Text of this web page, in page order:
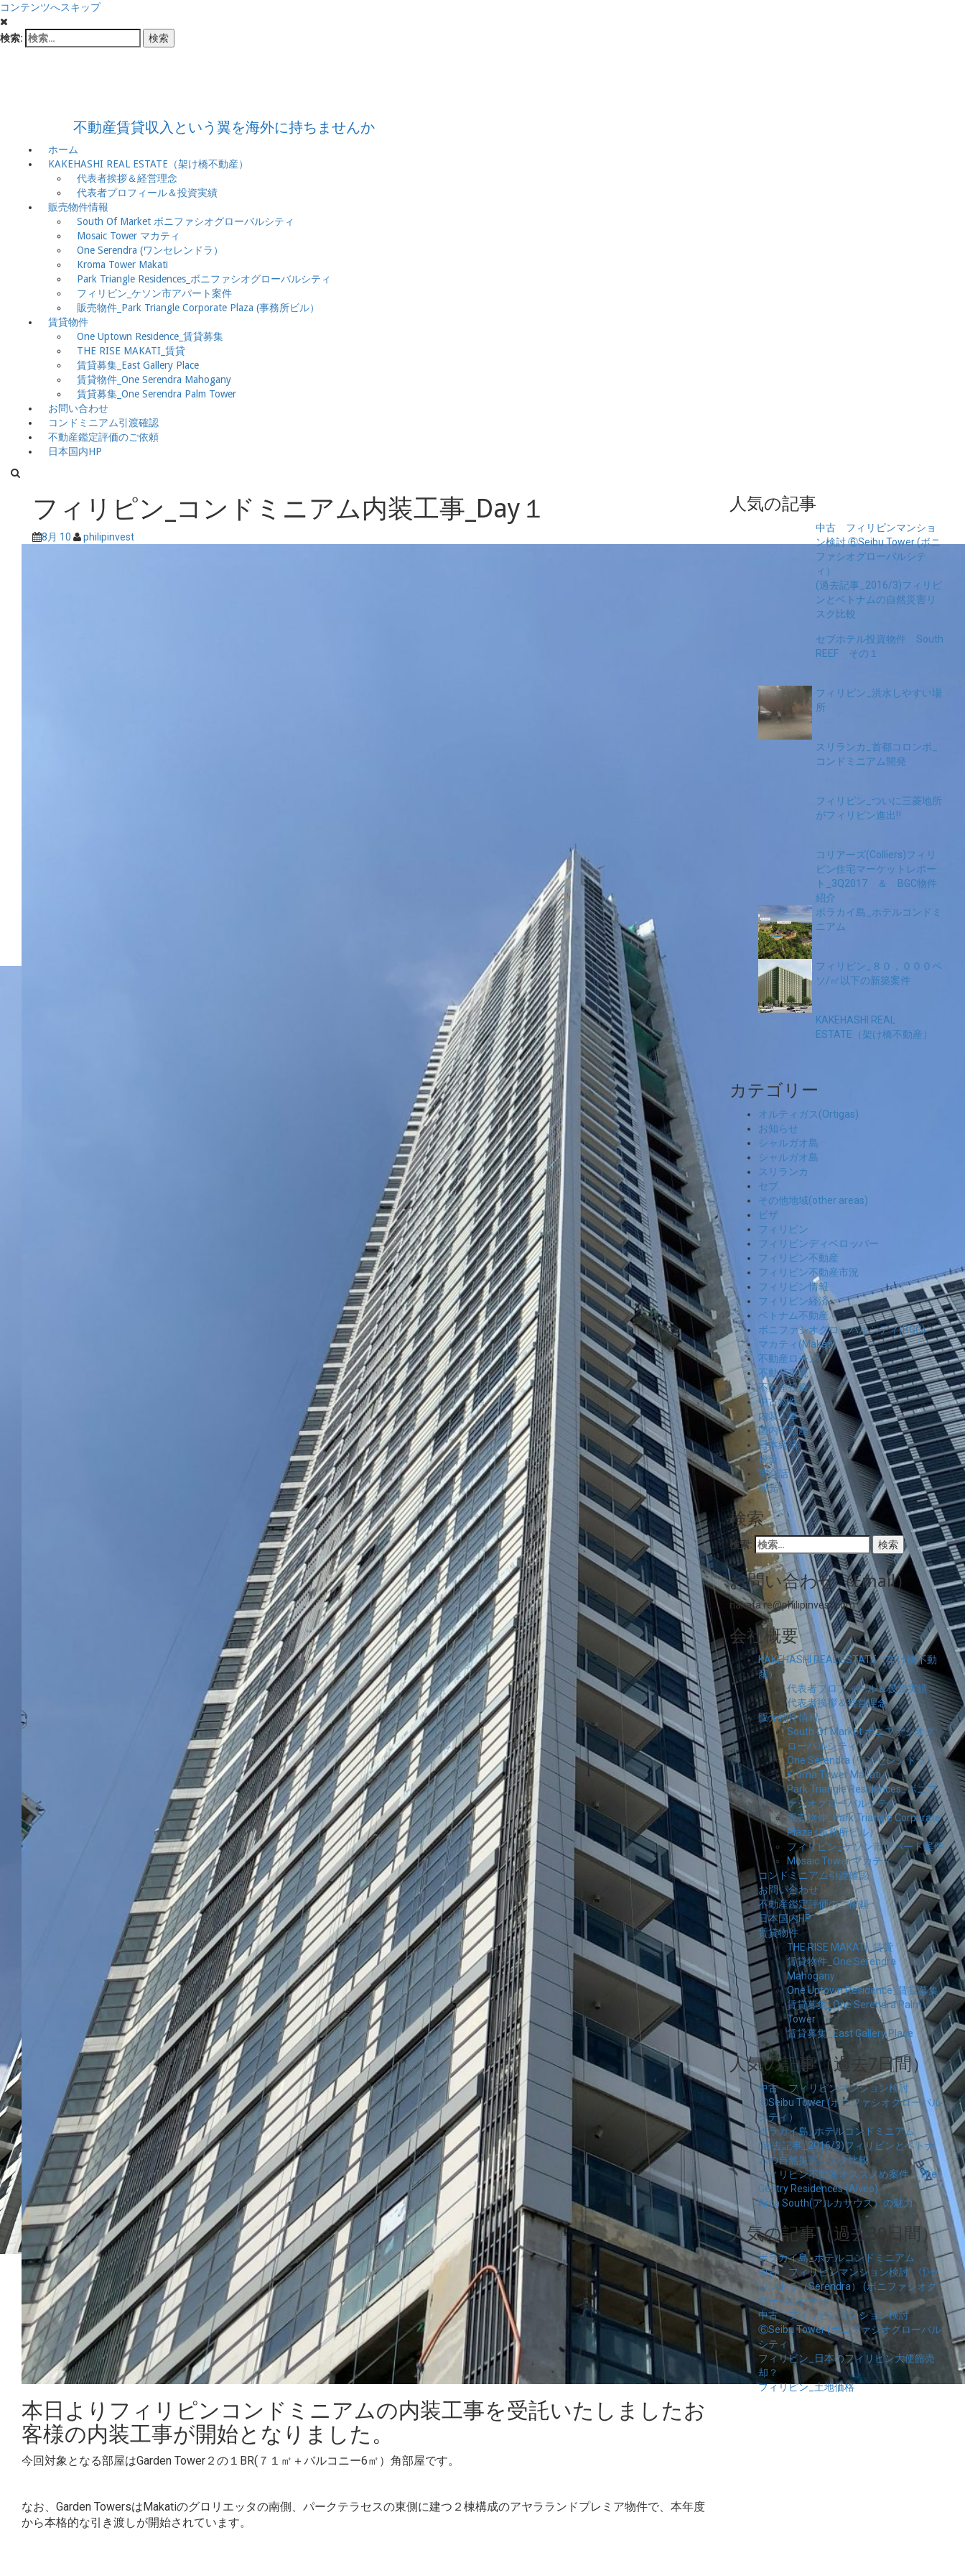
コンテンツへスキップ
検索:
不動産賃貸収入という翼を海外に持ちませんか
ホーム
KAKEHASHI REAL ESTATE（架け橋不動産）
代表者挨拶＆経営理念
代表者プロフィール＆投資実績
販売物件情報
South Of Market ボニファシオグローバルシティ
Mosaic Tower マカティ
One Serendra (ワンセレンドラ）
Kroma Tower Makati
Park Triangle Residences_ボニファシオグローバルシティ
フィリピン_ケソン市アパート案件
販売物件_Park Triangle Corporate Plaza (事務所ビル）
賃貸物件
One Uptown Residence_賃貸募集
THE RISE MAKATI_賃貸
賃貸募集_East Gallery Place
賃貸物件_One Serendra Mahogany
賃貸募集_One Serendra Palm Tower
お問い合わせ
コンドミニアム引渡確認
不動産鑑定評価のご依頼
日本国内HP
フィリピン_コンドミニアム内装工事_Day１
8月 10 philipinvest
本日よりフィリピンコンドミニアムの内装工事を受託いたしましたお
客様の内装工事が開始となりました。
今回対象となる部屋はGarden Tower２の１BR(７１㎡＋バルコニー6㎡）角部屋です。
なお、Garden TowersはMakatiのグロリエッタの南側、パークテラセスの東側に建つ２棟構成のアヤラランドプレミア物件で、本年度
から本格的な引き渡しが開始されています。
人気の記事
中古 フィリピンマンショ
ン検討 ⑥Seibu Tower (ボニ
ファシオグローバルシテ
ィ）
(過去記事_2016/3)フィリピ
ンとベトナムの自然災害リ
スク比較
セブホテル投資物件 South
REEF その１
フィリピン_洪水しやすい場
所
スリランカ_首都コロンボ_
コンドミニアム開発
フィリピン_ついに三菱地所
がフィリピン進出‼
コリアーズ(Colliers)フィリ
ピン住宅マーケットレポー
ト_3Q2017 ＆ BGC物件
紹介
ボラカイ島_ホテルコンドミ
ニアム
フィリピン_８０，０００ペ
ソ/㎡以下の新築案件
KAKEHASHI REAL
ESTATE（架け橋不動産）
カテゴリー
オルティガス(Ortigas)
お知らせ
シャルガオ島
シャルガオ島
スリランカ
セブ
その他地域(other areas)
ビザ
フィリピン
フィリピンディベロッパー
フィリピン不動産
フィリピン不動産市況
フィリピン情報
フィリピン経済
ベトナム不動産
ボニファシオグローバルシティ(BGC)
マカティ(Makati)
不動産ローン
不動産市況
不動産投資
中古物件
内装工事
国内不動産
日本経済
税金
英会話
観光
検索
検索:
お問い合わせ（Email）
nakata.re@philipinvest.com
会社概要
KAKEHASHI REAL ESTATE（架け橋不動
産）
代表者プロフィール＆投資実績
代表者挨拶＆経営理念
販売物件情報
South Of Market ボニファシオグ
ローバルシティ
One Serendra (ワンセレンドラ）
Kroma Tower Makati
Park Triangle Residences_ボニフ
ァシオグローバルシティ
販売物件_Park Triangle Corporate
Plaza (事務所ビル）
フィリピン_ケソン市アパート案件
Mosaic Tower マカティ
コンドミニアム引渡確認
お問い合わせ
不動産鑑定評価のご依頼
日本国内HP
賃貸物件
THE RISE MAKATI_賃貸
賃貸物件_One Serendra
Mahogany
One Uptown Residence_賃貸募集
賃貸募集_One Serendra Palm
Tower
賃貸募集_East Gallery Place
人気の記事（過去7日間）
中古 フィリピンマンション検討
⑥Seibu Tower (ボニファシオグローバル
シティ）
ボラカイ島_ホテルコンドミニアム
(過去記事_2016/3)フィリピンとベトナ
ムの自然災害リスク比較
フィリピン不動産オススメめ案件：The
Gentry Residences (Alveo)
Arca South(アルカサウス）の魅力
人気の記事（過去30日間）
ボラカイ島_ホテルコンドミニアム
中古 フィリピンマンション検討 ①セ
レンドラ（Serendra） (ボニファシオグ
ローバルシティ）
中古 フィリピンマンション検討
⑥Seibu Tower (ボニファシオグローバル
シティ）
フィリピン_日本のフィリピン大使館売
却？
フィリピン_土地価格